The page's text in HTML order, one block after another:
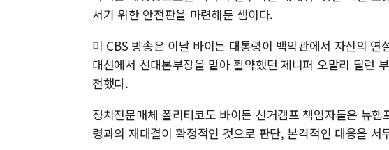
서기 위한 안전판을 마련해둔 셈이다.
미 CBS 방송은 이날 바이든 대통령이 백악관에서 자신의
대선에서 선대본부장을 맡아 활약했던 제니퍼 오말리 딜런
전했다.
정치전문매체 폴리티코도 바이든 선거캠프 책임자들은 뉴
령과의 재대결이 확정적인 것으로 판단, 본격적인 대응을 서